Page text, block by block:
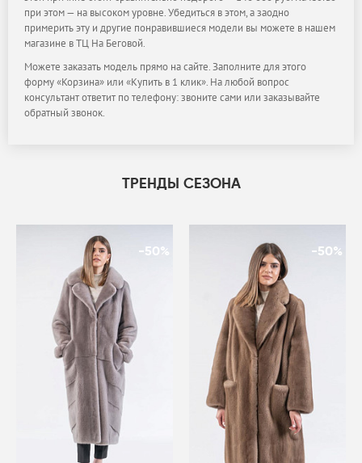
при этом — на высоком уровне. Убедиться в этом, а заодно
примерить эту и другие понравившиеся модели вы можете в нашем
магазине в ТЦ На Беговой.
Можете заказать модель прямо на сайте. Заполните для этого
форму «Корзина» или «Купить в 1 клик». На любой вопрос
консультант ответит по телефону: звоните сами или заказывайте
обратный звонок.
ТРЕНДЫ СЕЗОНА
-50% -50%